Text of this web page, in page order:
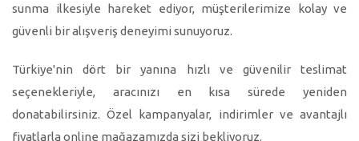
sunma ilkesiyle hareket ediyor, müşterilerimize kolay ve
güvenli bir alışveriş deneyimi sunuyoruz.
Türkiye'nin dört bir yanına hızlı ve güvenilir teslimat
seçenekleriyle, aracınızı en kısa sürede yeniden
donatabilirsiniz. Özel kampanyalar, indirimler ve avantajlı
fiyatlarla online mağazamızda sizi bekliyoruz.